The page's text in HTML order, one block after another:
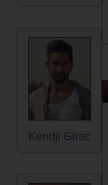
Kendji Girac